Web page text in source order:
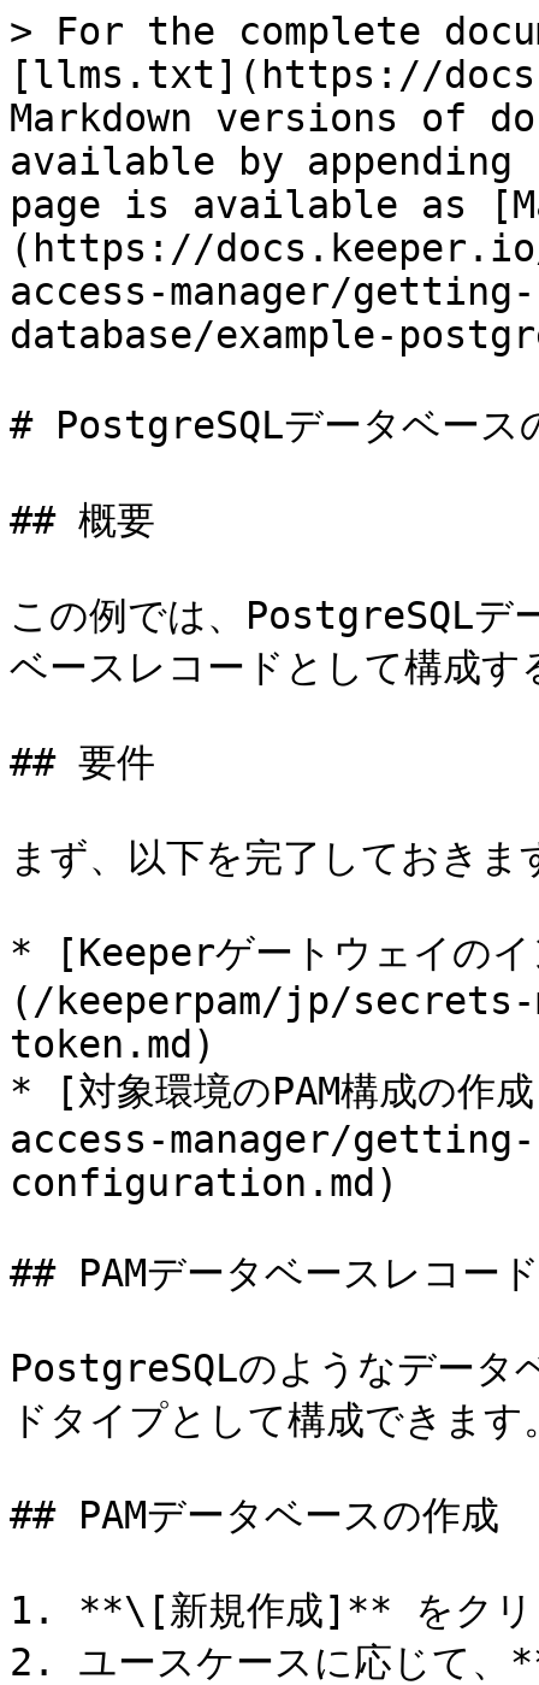
> For the complete
[llms.txt](https://
Markdown versions of
available by
page is available as
(https://
access-manager/
database/example-
# PostgreSQLデータベース
## 概要
この例では、PostgreSQLデ
ベースレコードとして構成
## 要件
まず、以下を完了しておきま
* [Keeperゲートウェイのイ
(/keeperpam/jp/
token.md)
* [対象環境のPAM構成
access-manager/
configuration.md)
## PAMデータベースレコード
PostgreSQLのようなデータ
ドタイプとして構成できます
## PAMデータベースの作成
1. **\[新規作成]** をクリ
2. ユースケースに応じて